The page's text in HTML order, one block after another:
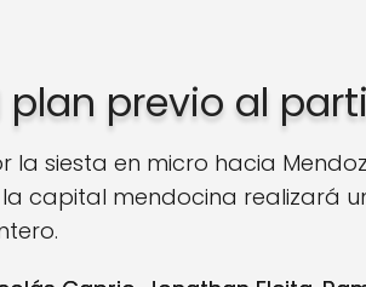
previo al
siesta en micro hacia
capital mendocina realizará